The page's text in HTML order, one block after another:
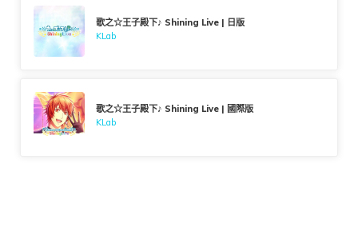
歌之☆王子殿下♪ Shining Live | 日版
KLab
歌之☆王子殿下♪ Shining Live | 國際版
KLab